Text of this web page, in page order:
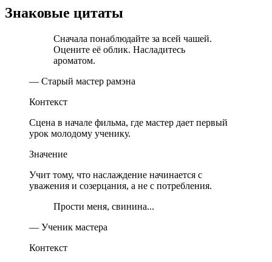
Знаковые цитаты
Сначала понаблюдайте за всей чашей.
Оцените её облик. Насладитесь
ароматом.
— Старый мастер рамэна
Контекст
Сцена в начале фильма, где мастер дает первый
урок молодому ученику.
Значение
Учит тому, что наслаждение начинается с
уважения и созерцания, а не с потребления.
Прости меня, свинина...
— Ученик мастера
Контекст